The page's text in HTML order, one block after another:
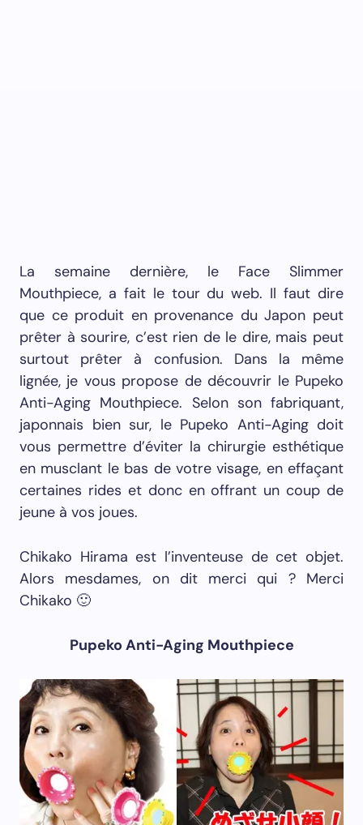
La semaine dernière, le Face Slimmer
Mouthpiece, a fait le tour du web. Il faut dire
que ce produit en provenance du Japon peut
prêter à sourire, c’est rien de le dire, mais peut
surtout prêter à confusion. Dans la même
lignée, je vous propose de découvrir le Pupeko
Anti-Aging Mouthpiece. Selon son fabriquant,
japonnais bien sur, le Pupeko Anti-Aging doit
vous permettre d’éviter la chirurgie esthétique
en musclant le bas de votre visage, en effaçant
certaines rides et donc en offrant un coup de
jeune à vos joues.
Chikako Hirama est l’inventeuse de cet objet.
Alors mesdames, on dit merci qui ? Merci
Chikako 🙂
Pupeko Anti-Aging Mouthpiece